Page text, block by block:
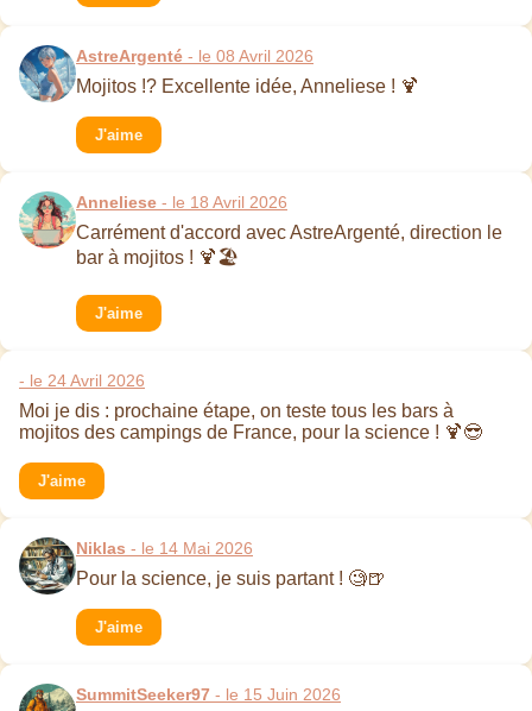
AstreArgenté - le 08 Avril 2026
Mojitos !? Excellente idée, Anneliese ! 🍹
J'aime
Anneliese - le 18 Avril 2026
Carrément d'accord avec AstreArgenté, direction le
bar à mojitos ! 🍹🏖️
J'aime
- le 24 Avril 2026
Moi je dis : prochaine étape, on teste tous les bars à
mojitos des campings de France, pour la science ! 🍹😎
J'aime
Niklas - le 14 Mai 2026
Pour la science, je suis partant ! 🧐🍺
J'aime
SummitSeeker97 - le 15 Juin 2026